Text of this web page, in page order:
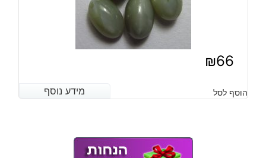
₪66
מידע נוסף הוסף לסל מידע נוסף